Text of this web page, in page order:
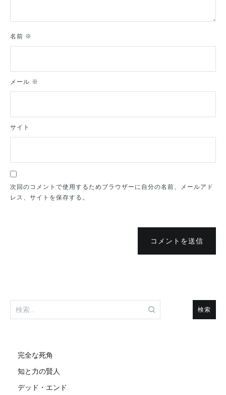
名前 ※
メール ※
サイト
次回のコメントで使用するためブラウザーに自分の名前、メールアド
レス、サイトを保存する。
コメントを送信
検
索:
完全な死角
知と力の賢人
デッド・エンド